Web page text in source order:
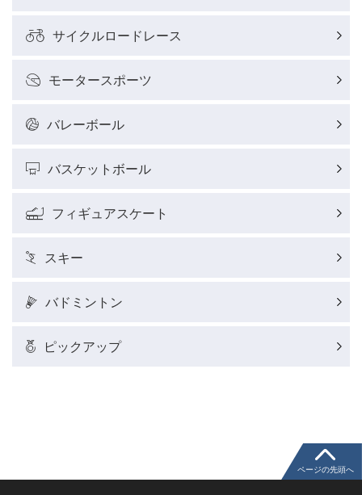
サイクルロードレースレポート
フィギュアスケートレポート
バスケットボールレポート
サイクルロードレース
モータースポーツ
バレーボール
バスケットボール
フィギュアスケート
スキー
バドミントン
ピックアップ
ページの先頭へ